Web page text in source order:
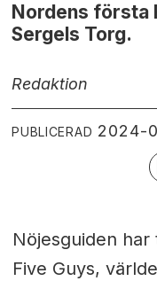
Nordens första
Sergels Torg.
Redaktion
PUBLICERAD
Nöjesguiden
Five Guys,